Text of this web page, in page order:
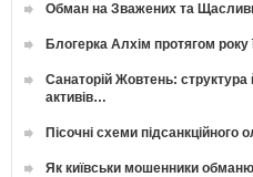
Обман на Зважених та
Блогерка Алхім протягом
Санаторій Жовтень: структура
активів…
Пісочні схеми підсанкційного
Як київськи мошенники